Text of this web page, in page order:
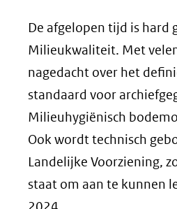
De afgelopen tijd is hard
Milieukwaliteit. Met
nagedacht over het
standaard voor
Milieuhygiënisch
Ook wordt technisch
Landelijke Voorziening,
staat om aan te kunnen